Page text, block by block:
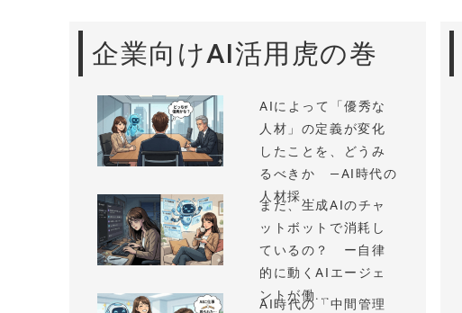
企業向けAI活用虎の巻
AIによって「優秀な
人材」の定義が変化
したことを、どうみ
るべきか —AI時代の
人材採...
まだ、生成AIのチャ
ットボットで消耗し
ているの？ ー自律
的に動くAIエージェ
ントが働...
AI時代の「中間管理